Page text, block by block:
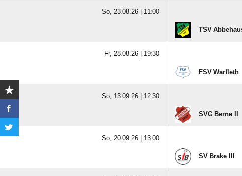
So, 23.08.26 | 11:00
TSV
Fr, 28.08.26 | 19:30
FSV Warfleth
So, 13.09.26 | 12:30
SVG Berne II
So, 20.09.26 | 13:00
SV Brake III